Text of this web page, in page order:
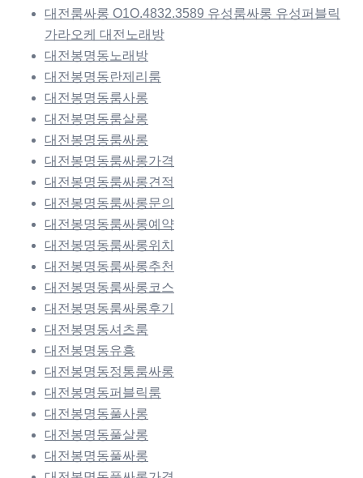
대전룸싸롱 O1O.4832.3589 유성룸싸롱 유성퍼블릭
가라오케 대전노래방
대전봉명동노래방
대전봉명동란제리룸
대전봉명동룸사롱
대전봉명동룸살롱
대전봉명동룸싸롱
대전봉명동룸싸롱가격
대전봉명동룸싸롱견적
대전봉명동룸싸롱문의
대전봉명동룸싸롱예약
대전봉명동룸싸롱위치
대전봉명동룸싸롱추천
대전봉명동룸싸롱코스
대전봉명동룸싸롱후기
대전봉명동셔츠룸
대전봉명동유흥
대전봉명동정통룸싸롱
대전봉명동퍼블릭룸
대전봉명동풀사롱
대전봉명동풀살롱
대전봉명동풀싸롱